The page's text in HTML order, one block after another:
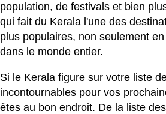
population, de festivals et bien
qui fait du Kerala l'une des
plus populaires, non seulement
dans le monde entier.
Si le Kerala figure sur votre liste
incontournables pour vos
êtes au bon endroit. De la liste